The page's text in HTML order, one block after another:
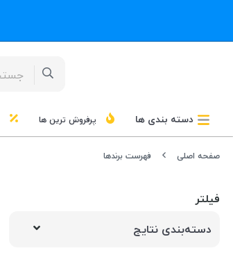
دسته بندی ها پرفروش ترین ها
صفحه اصلی فهرست برندها
فیلتر
دسته‌بندی نتایج